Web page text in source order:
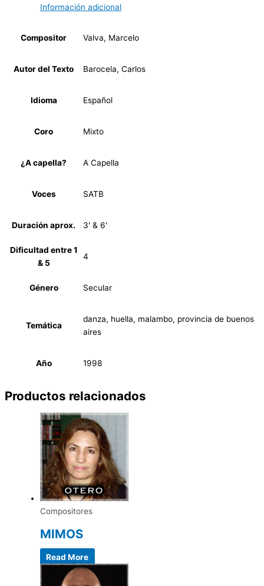
Información adicional
Compositor Valva, Marcelo
Autor del Texto Barocela, Carlos
Idioma Español
Coro Mixto
¿A capella? A Capella
Voces SATB
Duración aprox. 3' & 6'
Dificultad entre 1
& 5
4
Género Secular
Temática
danza, huella, malambo, provincia de buenos
aires
Año 1998
Productos relacionados
Compositores
MIMOS
Read More